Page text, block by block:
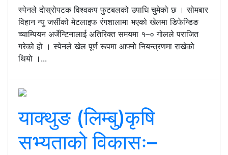
स्पेनले दोस्रोपटक विश्वकप फुटबलको उपाधि चुमेको छ । सोमबार
विहान न्यु जर्सीको मेटलाइफ रंगशालामा भएको खेलमा डिफेन्डिङ
च्याम्पियन अर्जेन्टिनालाई अतिरिक्त समयमा १–० गोलले पराजित
गरेको हो । स्पेनले खेल पूर्ण रूपमा आफ्नो नियन्त्रणमा राखेको
थियो ।...
याक्थुङ (लिम्बु)कृषि
सभ्यताको विकासः–